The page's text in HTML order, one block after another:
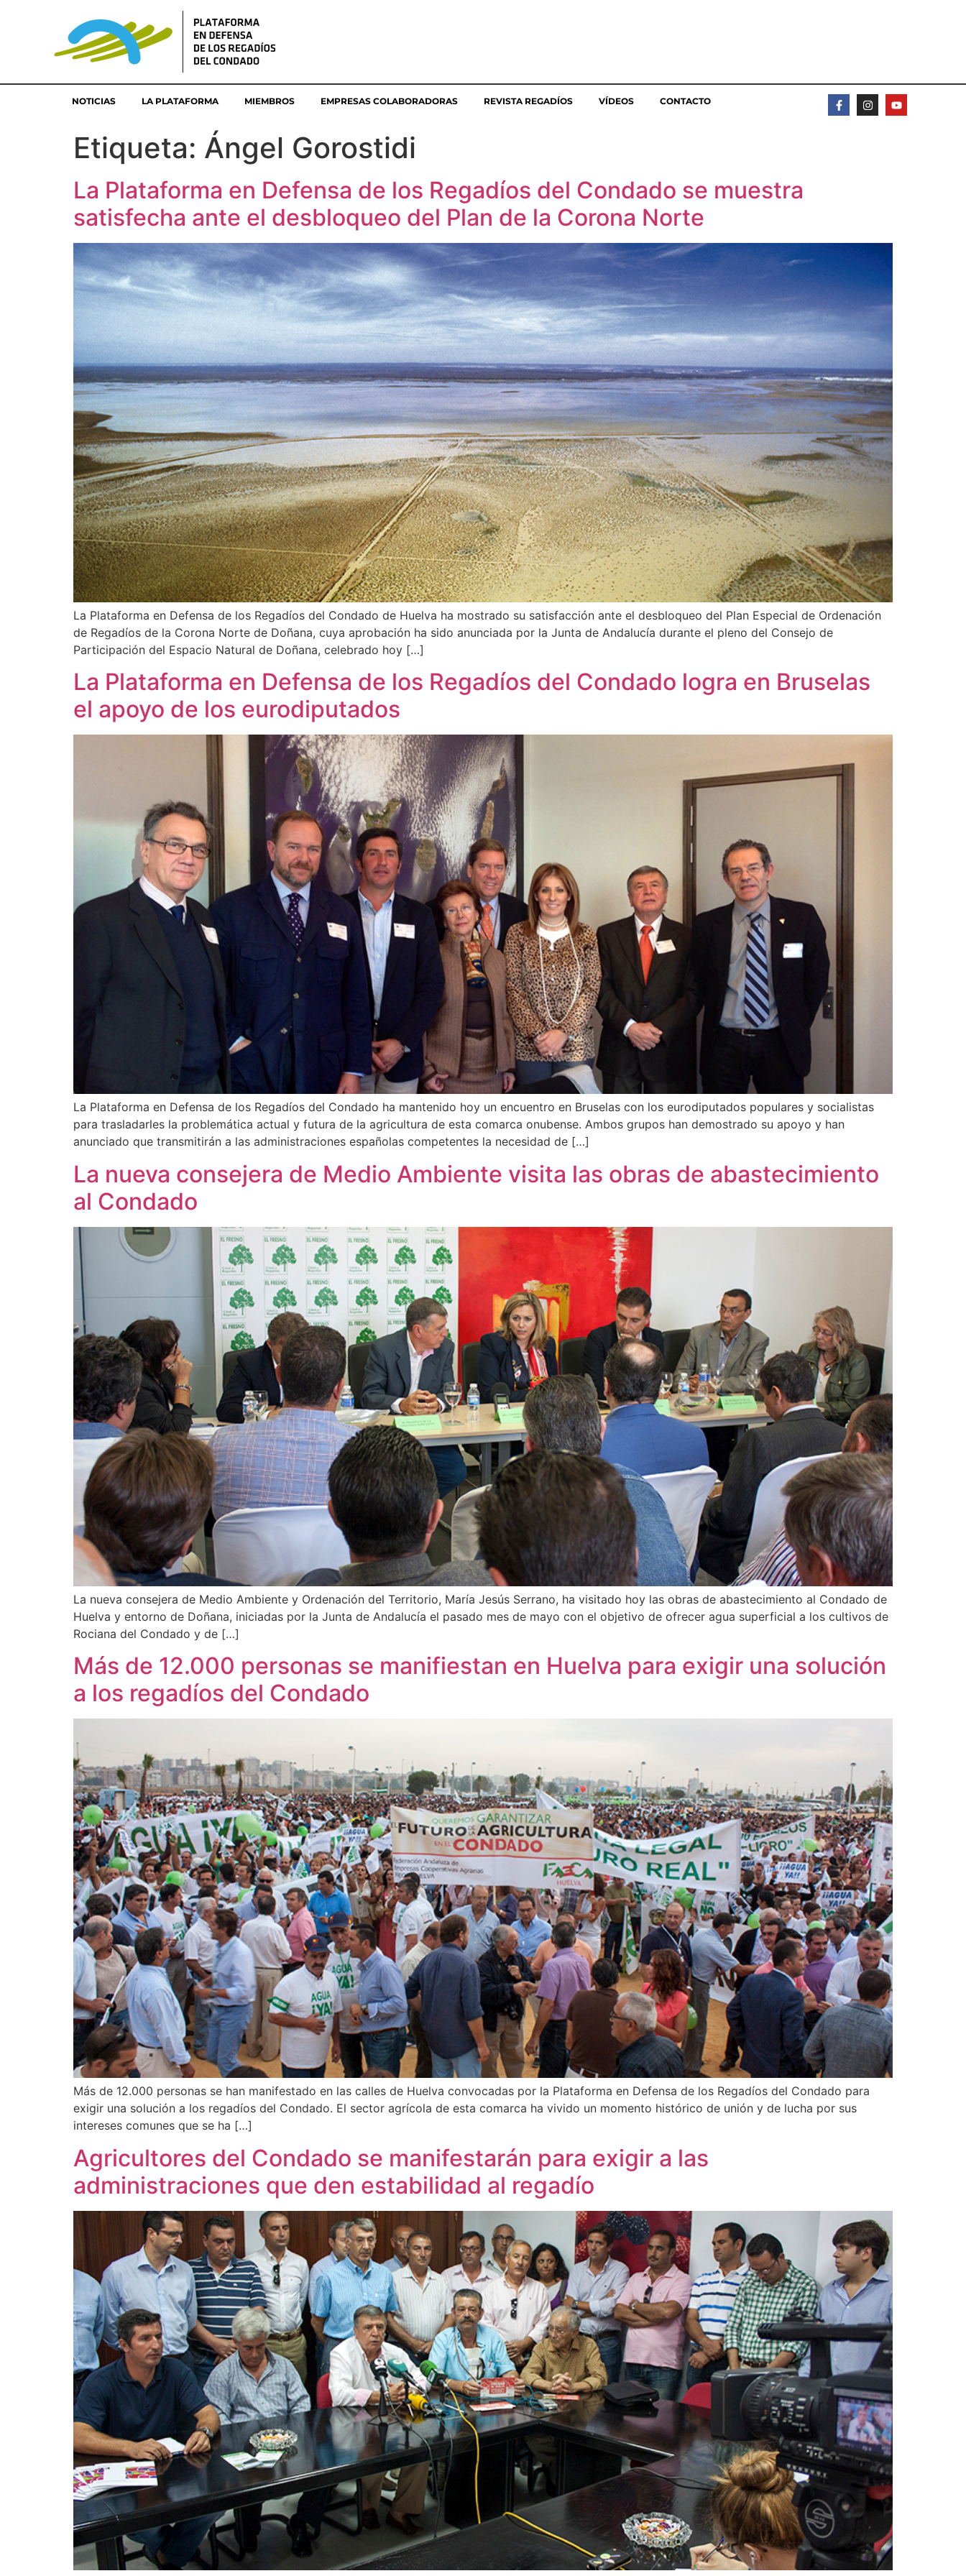
NOTICIAS LA PLATAFORMA MIEMBROS EMPRESAS COLABORADORAS REVISTA REGADÍOS VÍDEOS CONTACTO
Etiqueta: Ángel Gorostidi
La Plataforma en Defensa de los Regadíos del Condado se muestra
satisfecha ante el desbloqueo del Plan de la Corona Norte
La Plataforma en Defensa de los Regadíos del Condado de Huelva ha mostrado su satisfacción ante el desbloqueo del Plan Especial de Ordenación
de Regadíos de la Corona Norte de Doñana, cuya aprobación ha sido anunciada por la Junta de Andalucía durante el pleno del Consejo de
Participación del Espacio Natural de Doñana, celebrado hoy […]
La Plataforma en Defensa de los Regadíos del Condado logra en Bruselas
el apoyo de los eurodiputados
La Plataforma en Defensa de los Regadíos del Condado ha mantenido hoy un encuentro en Bruselas con los eurodiputados populares y socialistas
para trasladarles la problemática actual y futura de la agricultura de esta comarca onubense. Ambos grupos han demostrado su apoyo y han
anunciado que transmitirán a las administraciones españolas competentes la necesidad de […]
La nueva consejera de Medio Ambiente visita las obras de abastecimiento
al Condado
La nueva consejera de Medio Ambiente y Ordenación del Territorio, María Jesús Serrano, ha visitado hoy las obras de abastecimiento al Condado de
Huelva y entorno de Doñana, iniciadas por la Junta de Andalucía el pasado mes de mayo con el objetivo de ofrecer agua superficial a los cultivos de
Rociana del Condado y de […]
Más de 12.000 personas se manifiestan en Huelva para exigir una solución
a los regadíos del Condado
Más de 12.000 personas se han manifestado en las calles de Huelva convocadas por la Plataforma en Defensa de los Regadíos del Condado para
exigir una solución a los regadíos del Condado. El sector agrícola de esta comarca ha vivido un momento histórico de unión y de lucha por sus
intereses comunes que se ha […]
Agricultores del Condado se manifestarán para exigir a las
administraciones que den estabilidad al regadío